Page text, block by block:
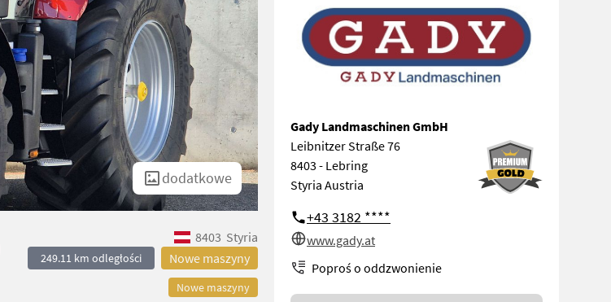
dodatkowe
8403 Styria
249.11 km odległości Nowe maszyny
Nowe maszyny
Gady Landmaschinen GmbH
Leibnitzer Straße 76
8403 - Lebring
Styria Austria
+43 3182 ****
www.gady.at
Poproś o oddzwonienie